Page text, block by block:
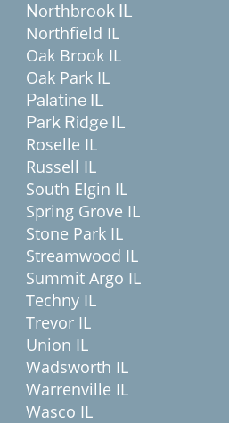
Northbrook IL
Northfield IL
Oak Brook IL
Oak Park IL
Palatine IL
Park Ridge IL
Roselle IL
Russell IL
South Elgin IL
Spring Grove IL
Stone Park IL
Streamwood IL
Summit Argo IL
Techny IL
Trevor IL
Union IL
Wadsworth IL
Warrenville IL
Wasco IL